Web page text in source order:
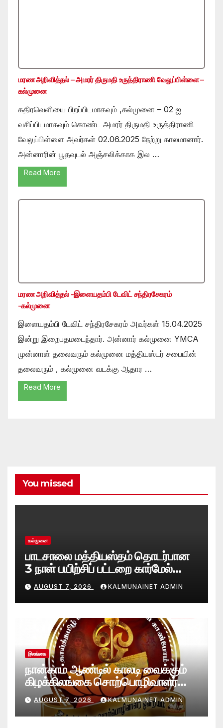
மரண அறிவித்தல் – அமரர் திருமதி உருத்திராணி வேலுப்பிள்ளை –
கல்முனை
கதிரவெளியை பிறப்பிடமாகவும் ,கல்முனை – 02 ஐ
வசிப்பிடமாகவும் கொண்ட அமரர் திருமதி உருத்திராணி
வேலுப்பிள்ளை அவர்கள் 02.06.2025 நேற்று காலமானார்.
அன்னாரின் பூதவுடல் அஞ்சலிக்காக இல …
Read More
மரண அறிவித்தல் -இளையதம்பி டேவிட் சந்திரசேகரம்
-கல்முனை
இளையதம்பி டேவிட் சந்திரசேகரம் அவர்கள் 15.04.2025
இன்று இறைபதமடைந்தார். அன்னார் கல்முனை YMCA
முன்னாள் தலைவரும் கல்முனை மத்தியஸ்டர் சபையின்
தலைவரும் , கல்முனை வடக்கு ஆதார …
Read More
You missed
கல்முனை
பாடசாலை மத்தியஸ்தம் தொடர்பான
3 நாள் பயிற்சிப் பட்டறை கார்மேல்
பற்றிமாவில் நிறைவு!முரண்பாடுகளைத்
தீர்க்கும் முறைகள் குறித்துத்
தெளிவூட்டல்
AUGUST 7, 2026 KALMUNAINET ADMIN
இலங்கை
நான்காம் ஆண்டில் காலடி வைக்கும்
கிழக்கிலங்கை சொற்பொழிவாளர்
ஒன்றியத்துக்கு கல்முனை நெற்றின்
வாழ்த்துக்கள்!
AUGUST 7, 2026 KALMUNAINET ADMIN